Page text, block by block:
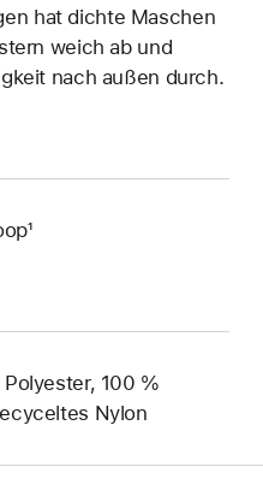
hat dichte Maschen
weich ab und
nach außen durch.
100 %
Nylon